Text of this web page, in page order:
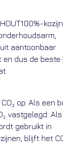
aantoonbaar
en dus de beste
op. Als een
vastgelegd.
gebruikt in
blijft het